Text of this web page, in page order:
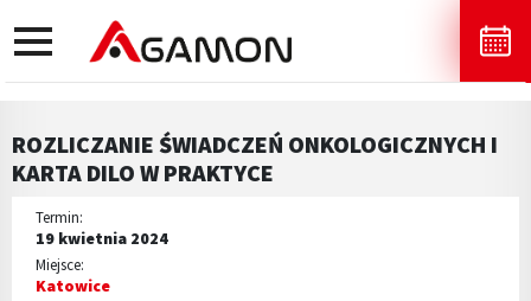
toggle
navigation
ROZLICZANIE ŚWIADCZEŃ ONKOLOGICZNYCH I
KARTA DILO W PRAKTYCE
Termin:
19 kwietnia 2024
Miejsce:
Katowice